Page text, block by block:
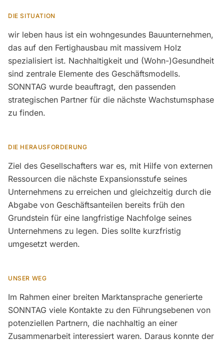
DIE SITUATION
wir leben haus ist ein wohngesundes Bauunternehmen,
das auf den Fertighausbau mit massivem Holz
spezialisiert ist. Nachhaltigkeit und (Wohn-)Gesundheit
sind zentrale Elemente des Geschäftsmodells.
SONNTAG wurde beauftragt, den passenden
strategischen Partner für die nächste Wachstumsphase
zu finden.
DIE HERAUSFORDERUNG
Ziel des Gesellschafters war es, mit Hilfe von externen
Ressourcen die nächste Expansionsstufe seines
Unternehmens zu erreichen und gleichzeitig durch die
Abgabe von Geschäftsanteilen bereits früh den
Grundstein für eine langfristige Nachfolge seines
Unternehmens zu legen. Dies sollte kurzfristig
umgesetzt werden.
UNSER WEG
Im Rahmen einer breiten Marktansprache generierte
SONNTAG viele Kontakte zu den Führungsebenen von
potenziellen Partnern, die nachhaltig an einer
Zusammenarbeit interessiert waren. Daraus konnte der